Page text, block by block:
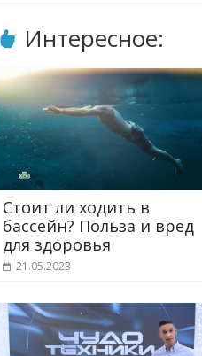
Интересное:
Стоит ли ходить в
бассейн? Польза и вред
для здоровья
21.05.2023